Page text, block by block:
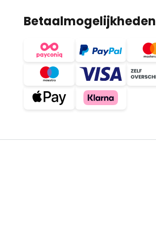
Betaalmogelijkheden